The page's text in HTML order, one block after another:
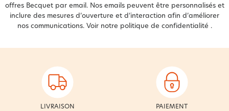
offres Becquet par email. Nos emails peuvent être personnalisés et
inclure des mesures d’ouverture et d’interaction afin d’améliorer
nos communications. Voir notre politique de confidentialité .
LIVRAISON
PAIEMENT